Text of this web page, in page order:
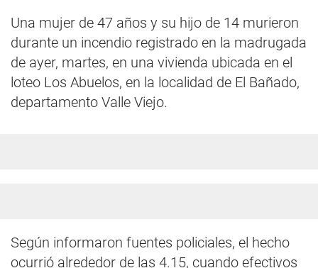
Una mujer de 47 años y su hijo de 14 murieron
durante un incendio registrado en la madrugada
de ayer, martes, en una vivienda ubicada en el
loteo Los Abuelos, en la localidad de El Bañado,
departamento Valle Viejo.
Según informaron fuentes policiales, el hecho
ocurrió alrededor de las 4.15, cuando efectivos